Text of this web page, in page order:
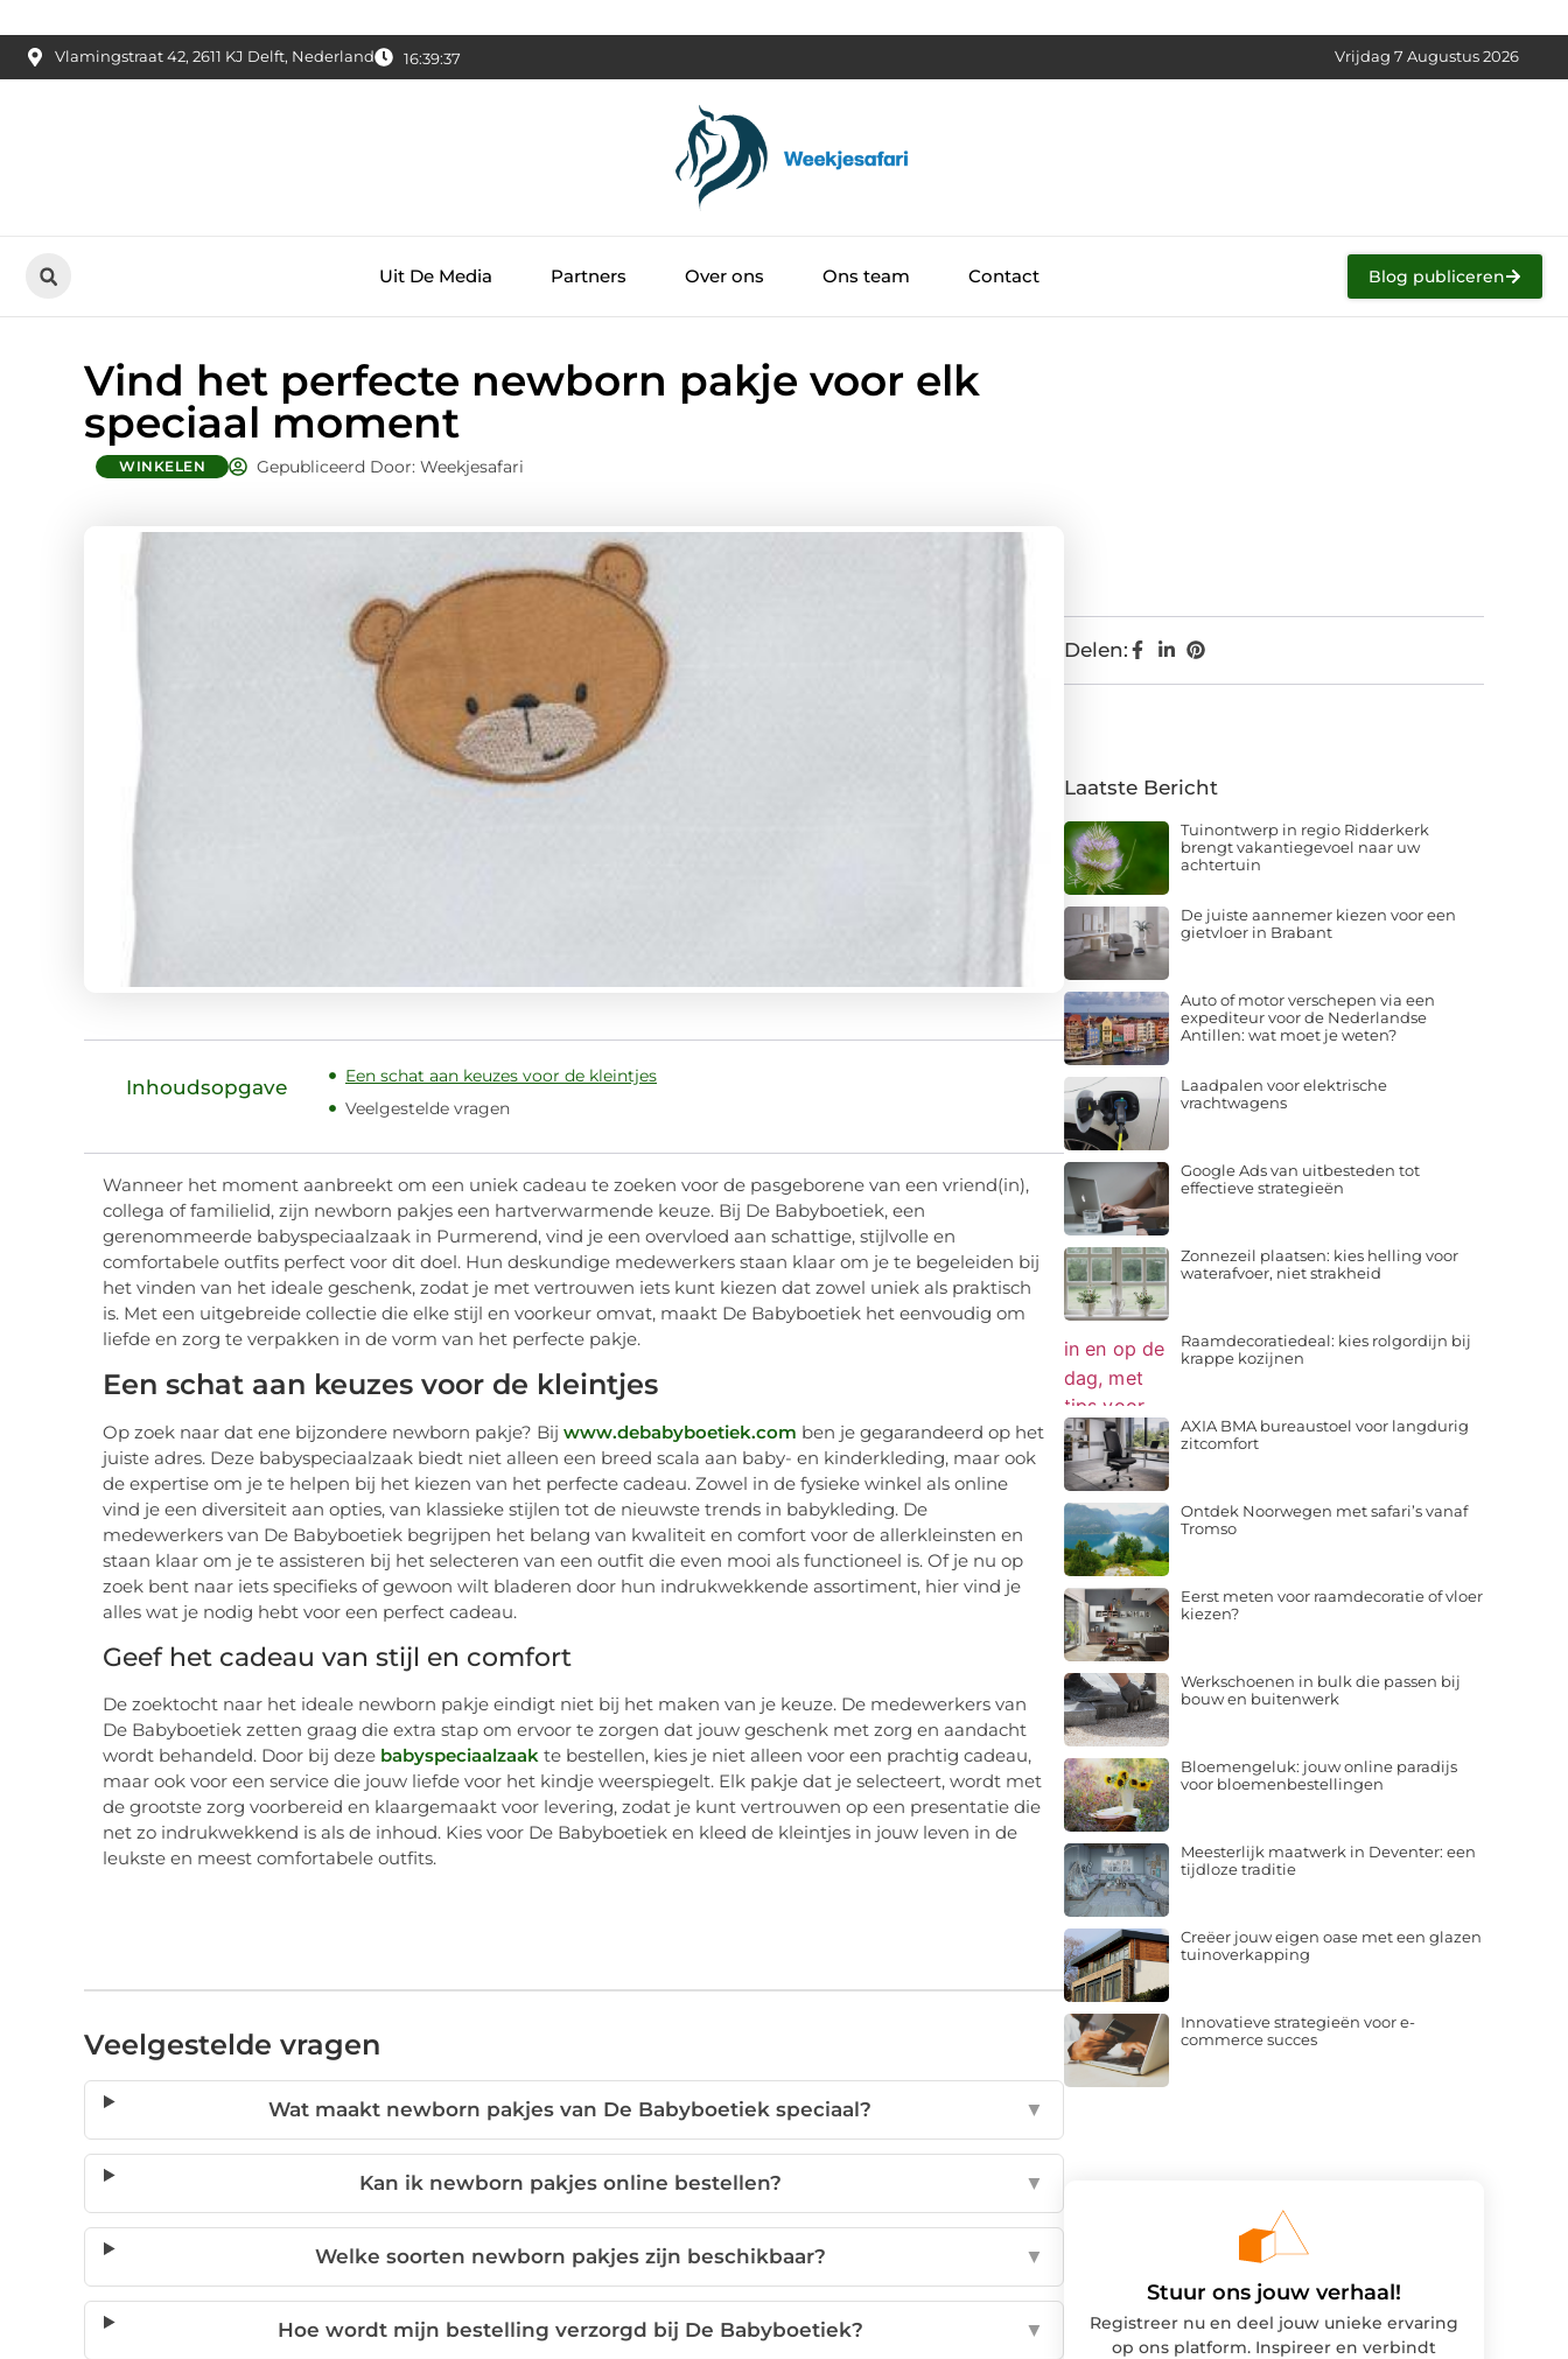
Vind het perfecte newborn pakje voor elk
speciaal moment
WINKELEN Gepubliceerd Door: Weekjesafari
Inhoudsopgave
Een schat aan keuzes voor de kleintjes
Veelgestelde vragen
Wanneer het moment aanbreekt om een uniek cadeau te zoeken voor de pasgeborene van een vriend(in),
collega of familielid, zijn newborn pakjes een hartverwarmende keuze. Bij De Babyboetiek, een
gerenommeerde babyspeciaalzaak in Purmerend, vind je een overvloed aan schattige, stijlvolle en
comfortabele outfits perfect voor dit doel. Hun deskundige medewerkers staan klaar om je te begeleiden bij
het vinden van het ideale geschenk, zodat je met vertrouwen iets kunt kiezen dat zowel uniek als praktisch
is. Met een uitgebreide collectie die elke stijl en voorkeur omvat, maakt De Babyboetiek het eenvoudig om
liefde en zorg te verpakken in de vorm van het perfecte pakje.
Een schat aan keuzes voor de kleintjes
Op zoek naar dat ene bijzondere newborn pakje? Bij www.debabyboetiek.com ben je gegarandeerd op het
juiste adres. Deze babyspeciaalzaak biedt niet alleen een breed scala aan baby- en kinderkleding, maar ook
de expertise om je te helpen bij het kiezen van het perfecte cadeau. Zowel in de fysieke winkel als online
vind je een diversiteit aan opties, van klassieke stijlen tot de nieuwste trends in babykleding. De
medewerkers van De Babyboetiek begrijpen het belang van kwaliteit en comfort voor de allerkleinsten en
staan klaar om je te assisteren bij het selecteren van een outfit die even mooi als functioneel is. Of je nu op
zoek bent naar iets specifieks of gewoon wilt bladeren door hun indrukwekkende assortiment, hier vind je
alles wat je nodig hebt voor een perfect cadeau.
Geef het cadeau van stijl en comfort
De zoektocht naar het ideale newborn pakje eindigt niet bij het maken van je keuze. De medewerkers van
De Babyboetiek zetten graag die extra stap om ervoor te zorgen dat jouw geschenk met zorg en aandacht
wordt behandeld. Door bij deze babyspeciaalzaak te bestellen, kies je niet alleen voor een prachtig cadeau,
maar ook voor een service die jouw liefde voor het kindje weerspiegelt. Elk pakje dat je selecteert, wordt met
de grootste zorg voorbereid en klaargemaakt voor levering, zodat je kunt vertrouwen op een presentatie die
net zo indrukwekkend is als de inhoud. Kies voor De Babyboetiek en kleed de kleintjes in jouw leven in de
leukste en meest comfortabele outfits.
Veelgestelde vragen
Wat maakt newborn pakjes van De Babyboetiek speciaal? ▼
Kan ik newborn pakjes online bestellen? ▼
Welke soorten newborn pakjes zijn beschikbaar? ▼
Hoe wordt mijn bestelling verzorgd bij De Babyboetiek? ▼
Delen:
Laatste Bericht
Tuinontwerp in regio Ridderkerk
brengt vakantiegevoel naar uw
achtertuin
De juiste aannemer kiezen voor een
gietvloer in Brabant
Auto of motor verschepen via een
expediteur voor de Nederlandse
Antillen: wat moet je weten?
Laadpalen voor elektrische
vrachtwagens
Google Ads van uitbesteden tot
effectieve strategieën
Zonnezeil plaatsen: kies helling voor
waterafvoer, niet strakheid
Raamdecoratiedeal: kies rolgordijn bij
krappe kozijnen
AXIA BMA bureaustoel voor langdurig
zitcomfort
Ontdek Noorwegen met safari’s vanaf
Tromso
Eerst meten voor raamdecoratie of vloer
kiezen?
Werkschoenen in bulk die passen bij
bouw en buitenwerk
Bloemengeluk: jouw online paradijs
voor bloemenbestellingen
Meesterlijk maatwerk in Deventer: een
tijdloze traditie
Creëer jouw eigen oase met een glazen
tuinoverkapping
Innovatieve strategieën voor e-
commerce succes
Stuur ons jouw verhaal!
Registreer nu en deel jouw unieke ervaring
op ons platform. Inspireer en verbindt